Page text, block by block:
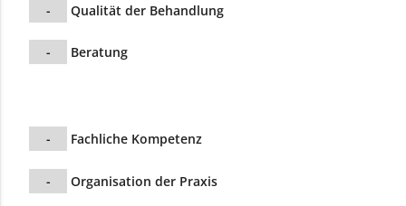
- Qualität der Behandlung
- Beratung
- Fachliche Kompetenz
- Organisation der Praxis